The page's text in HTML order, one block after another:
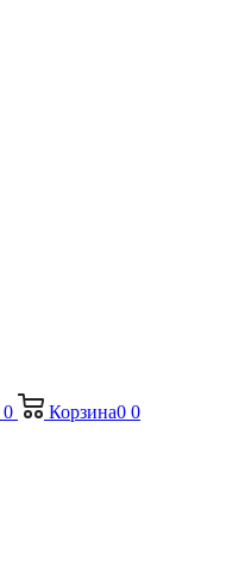
0 Корзина0 0